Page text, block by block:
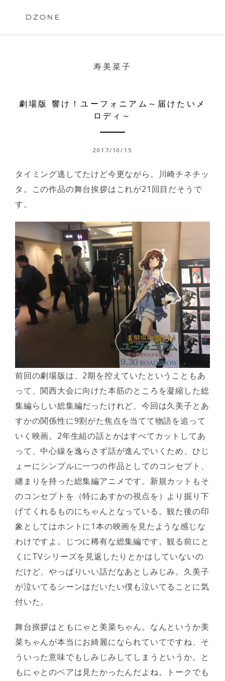
DZONE
寿美菜子
劇場版 響け！ユーフォニアム～届けたいメ
ロディ～
2017/10/15
タイミング逃してたけど今更ながら。川崎チネチッ
タ。この作品の舞台挨拶はこれが21回目だそうで
す。
前回の劇場版は、2期を控えていたということもあ
って、関西大会に向けた本筋のところを凝縮した総
集編らしい総集編だったけれど、今回は久美子とあ
すかの関係性に9割がた焦点を当てて物語を追って
いく映画。2年生組の話とかはすべてカットしてあ
って、中心線を逸らさず話が進んでいくため、ひじ
ょーにシンプルに一つの作品としてのコンセプト、
纏まりを持った総集編アニメです。新規カットもそ
のコンセプトを（特にあすかの視点を）より掘り下
げてくれるものにちゃんとなっている。観た後の印
象としてはホントに1本の映画を見たような感じな
わけですよ。じつに稀有な総集編です。観る前にと
くにTVシリーズを見返したりとかはしていないの
だけど、やっぱりいい話だなあとしみじみ。久美子
が泣いてるシーンはだいたい僕も泣いてることに気
付いた。
舞台挨拶はともにゃと美菜ちゃん。なんというか美
菜ちゃんが本当にお綺麗になられていてですね、そ
ういった意味でもしみじみしてしまうというか。と
もにゃとのペアは見たかったんだよね。トークでも